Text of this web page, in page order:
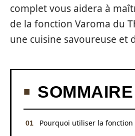
complet vous aidera à
de la fonction Varoma du
une cuisine savoureuse et
SOMMAIRE
Pourquoi utiliser la fonction